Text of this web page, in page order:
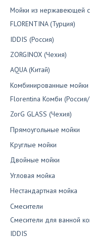
Мойки из нержавеющей
FLORENTINA (Турция)
IDDIS (Россия)
ZORGINOX (Чехия)
AQUA (Китай)
Комбинированные мойки
Florentina Комби (Россия/
ZorG GLASS (Чехия)
Прямоугольные мойки
Круглые мойки
Двойные мойки
Угловая мойка
Нестандартная мойка
Смесители
Смесители для ванной
IDDIS